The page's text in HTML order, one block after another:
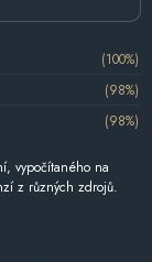
(100%)
(98%)
(98%)
vypočítaného na
z různých zdrojů.